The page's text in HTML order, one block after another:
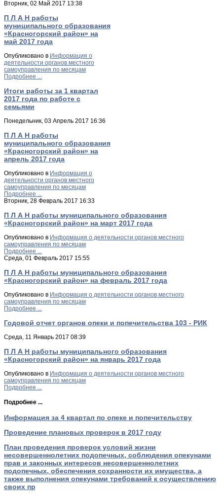
Вторник, 02 Май 2017 13:38
П Л А Н работы
муниципального образования
«Красногорский район» на
май 2017 года
Опубликовано в Информация о
деятельности органов местного
самоуправления по месяцам
Подробнее ...
Итоги работы за 1 квартал
2017 года по работе с
семьями
Понедельник, 03 Апрель 2017 16:36
П Л А Н работы
муниципального образования
«Красногорский район» на
апрель 2017 года
Опубликовано в Информация о
деятельности органов местного
самоуправления по месяцам
Подробнее ...
Вторник, 28 Февраль 2017 16:33
П Л А Н работы муниципального образования
«Красногорский район» на март 2017 года
Опубликовано в Информация о деятельности органов местного
самоуправления по месяцам
Подробнее ...
Среда, 01 Февраль 2017 15:55
П Л А Н работы муниципального образования
«Красногорский район» на февраль 2017 года
Опубликовано в Информация о деятельности органов местного
самоуправления по месяцам
Подробнее ...
Годовой отчет органов опеки и попечительства 103 - РИК
Среда, 11 Январь 2017 08:39
П Л А Н работы муниципального образования
«Красногорский район» на январь 2017 года
Опубликовано в Информация о деятельности органов местного
самоуправления по месяцам
Подробнее ...
Подробнее ...
Информация за 4 квартал по опеке и попечительству
Проведение плановых проверок в 2017 году
План проведения проверок условий жизни
несовершеннолетних подопечных, соблюдения опекунами
прав и законных интересов несовершеннолетних
подопечных, обеспечения сохранности их имущества, а
также выполнения опекунами требований к осуществлению
своих пр